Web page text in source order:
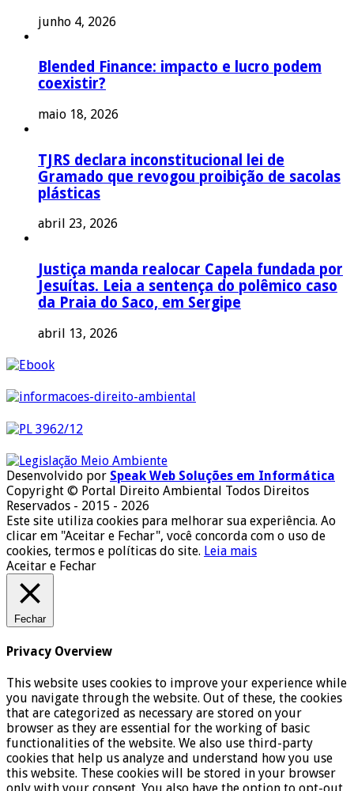
junho 4, 2026
Blended Finance: impacto e lucro podem
coexistir?
maio 18, 2026
TJRS declara inconstitucional lei de
Gramado que revogou proibição de sacolas
plásticas
abril 23, 2026
Justiça manda realocar Capela fundada por
Jesuítas. Leia a sentença do polêmico caso
da Praia do Saco, em Sergipe
abril 13, 2026
Desenvolvido por Speak Web Soluções em Informática
Copyright © Portal Direito Ambiental Todos Direitos
Reservados - 2015 - 2026
Este site utiliza cookies para melhorar sua experiência. Ao
clicar em "Aceitar e Fechar", você concorda com o uso de
cookies, termos e políticas do site. Leia mais
Aceitar e Fechar
Fechar
Privacy Overview
This website uses cookies to improve your experience while
you navigate through the website. Out of these, the cookies
that are categorized as necessary are stored on your
browser as they are essential for the working of basic
functionalities of the website. We also use third-party
cookies that help us analyze and understand how you use
this website. These cookies will be stored in your browser